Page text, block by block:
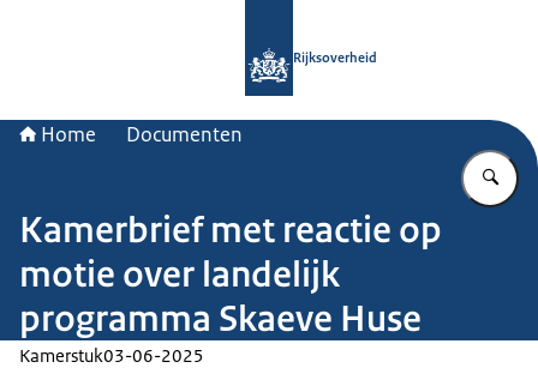
Rijksoverheid
Home Documenten
Kamerbrief met reactie op
motie over landelijk
programma Skaeve Huse
Kamerstuk03-06-2025